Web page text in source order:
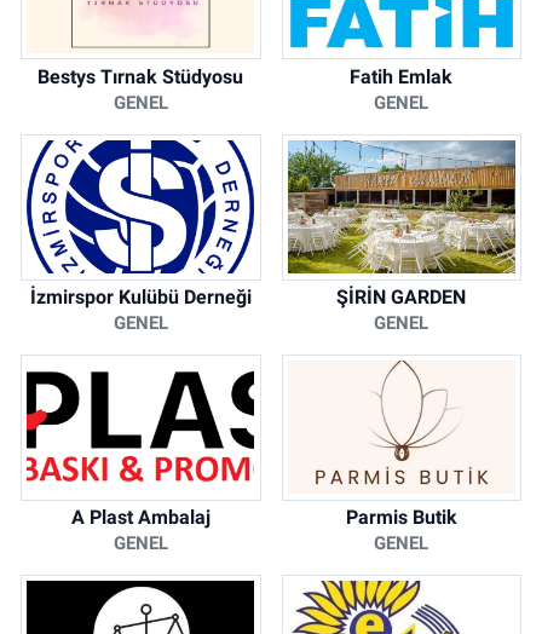
Bestys Tırnak Stüdyosu
GENEL
Fatih Emlak
GENEL
İzmirspor Kulübü Derneği
GENEL
ŞİRİN GARDEN
GENEL
A Plast Ambalaj
GENEL
Parmis Butik
GENEL